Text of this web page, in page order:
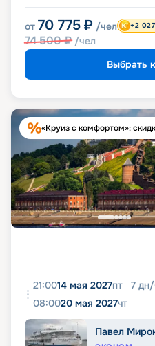
от 70 775 ₽ /чел
74 500₽ /чел
+2 027
Выбрать
«Круиз с комфортом»:
21:0014 мая 2027пт 7 дн/
08:0020 мая 2027чт
Павел